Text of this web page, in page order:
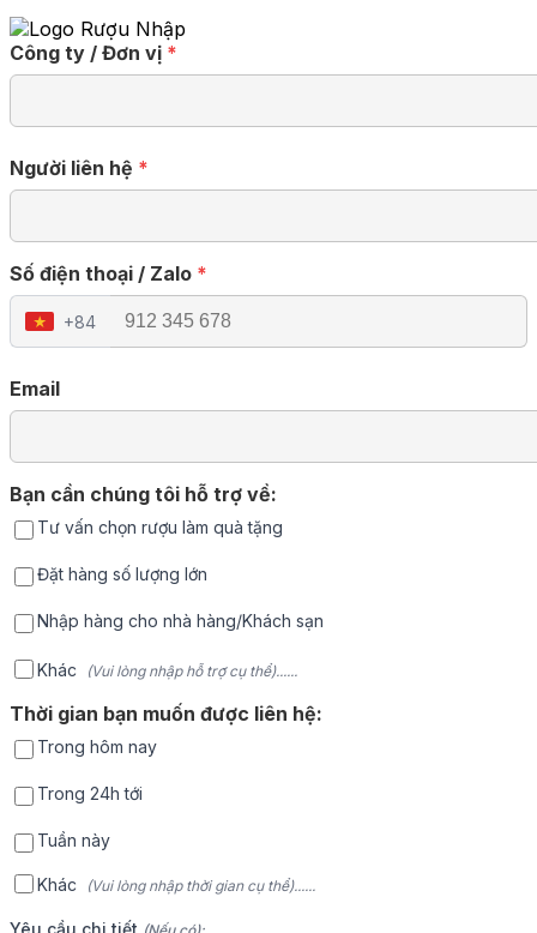
Công ty / Đơn vị *
Người liên hệ *
Số điện thoại / Zalo *
★ +84
Email
Bạn cần chúng tôi hỗ trợ về:
Tư vấn chọn rượu làm quà tặng
Đặt hàng số lượng lớn
Nhập hàng cho nhà hàng/Khách sạn
Khác (Vui lòng nhập hỗ trợ cụ thể)......
Thời gian bạn muốn được liên hệ:
Trong hôm nay
Trong 24h tới
Tuần này
Khác (Vui lòng nhập thời gian cụ thể)......